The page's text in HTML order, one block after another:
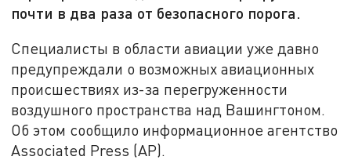
почти в два раза от безопасного порога.
Специалисты в области авиации уже давно
предупреждали о возможных авиационных
происшествиях из-за перегруженности
воздушного пространства над Вашингтоном.
Об этом сообщило информационное агентство
Associated Press (AP).